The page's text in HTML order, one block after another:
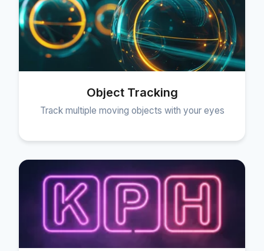
Object Tracking
Track multiple moving objects with your eyes